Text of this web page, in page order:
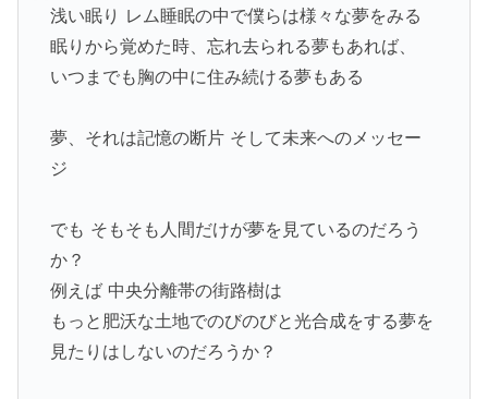
浅い眠り レム睡眠の中で僕らは様々な夢をみる
眠りから覚めた時、忘れ去られる夢もあれば、
いつまでも胸の中に住み続ける夢もある
夢、それは記憶の断片 そして未来へのメッセー
ジ
でも そもそも人間だけが夢を見ているのだろう
か？
例えば 中央分離帯の街路樹は
もっと肥沃な土地でのびのびと光合成をする夢を
見たりはしないのだろうか？